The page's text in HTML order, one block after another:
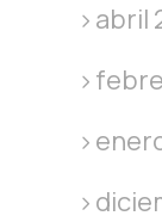
abril